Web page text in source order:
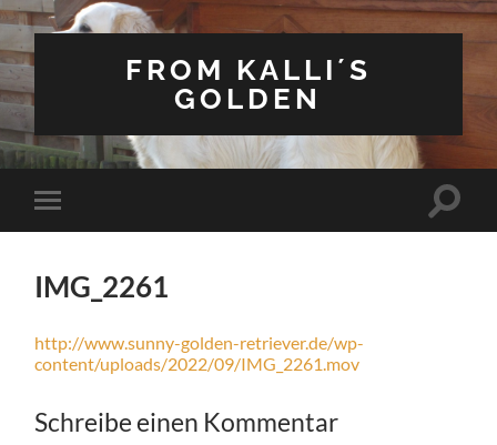
FROM KALLI´S
GOLDEN
Mobile-
Menü
IMG_2261
http://www.sunny-golden-retriever.de/wp-
content/uploads/2022/09/IMG_2261.mov
Schreibe einen Kommentar